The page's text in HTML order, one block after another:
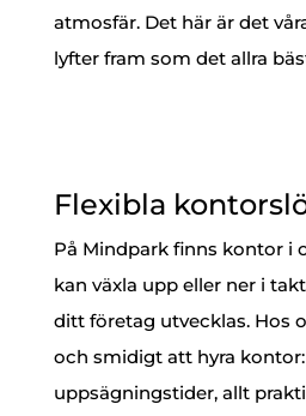
atmosfär. Det här är det
lyfter fram som det allra
Flexibla
På Mindpark finns kontor i
kan växla upp eller ner i
ditt företag utvecklas. Hos
och smidigt att hyra
uppsägningstider, allt